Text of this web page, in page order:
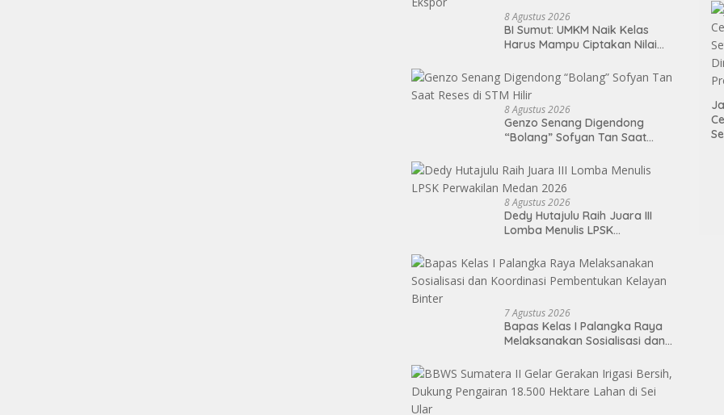
8 Agustus 2026
BI Sumut: UMKM Naik Kelas
Harus Mampu Ciptakan Nilai
Ekspor
8 Agustus 2026
Genzo Senang Digendong
“Bolang” Sofyan Tan Saat
8 Agustus 2026
Dedy Hutajulu Raih Juara III
Lomba Menulis LPSK
7 Agustus 2026
Bapas Kelas I Palangka Raya
Melaksanakan Sosialisasi dan
Kelayan Binter